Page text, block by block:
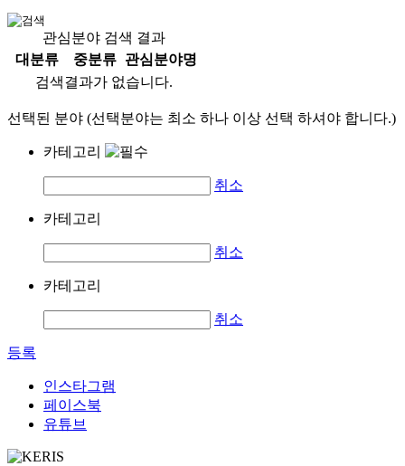
관심분야 검색 결과
대분류
중분류
관심분야명
검색결과가 없습니다.
선택된 분야 (선택분야는 최소 하나 이상 선택 하셔야 합니다.)
카테고리
취소
카테고리
취소
카테고리
취소
등록
인스타그램
페이스북
유튜브